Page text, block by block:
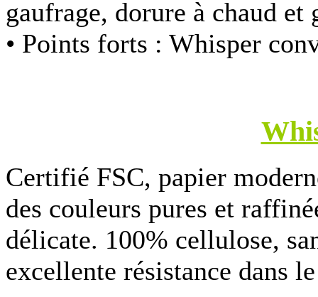
gaufrage, dorure à chaud et
• Points forts : Whisper
Certifié FSC, papier
des couleurs pures et
délicate. 100% cellulose,
excellente résistance dans